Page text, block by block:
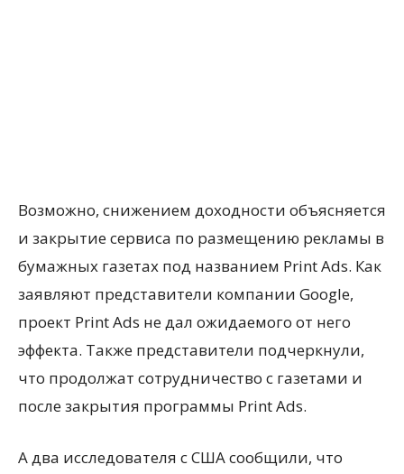
Возможно, снижением доходности объясняется
и закрытие сервиса по размещению рекламы в
бумажных газетах под названием Print Ads. Как
заявляют представители компании Google,
проект Print Ads не дал ожидаемого от него
эффекта. Также представители подчеркнули,
что продолжат сотрудничество с газетами и
после закрытия программы Print Ads.
А два исследователя с США сообщили, что